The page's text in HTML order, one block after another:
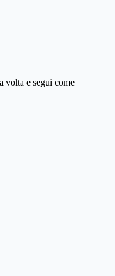
volta e segui come